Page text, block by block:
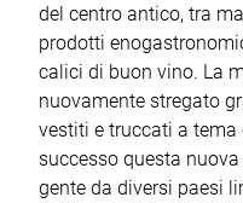
del centro antico, tra
prodotti
calici di buon vino. La
nuovamente stregato
vestiti e truccati a tema
successo questa
gente da diversi paesi